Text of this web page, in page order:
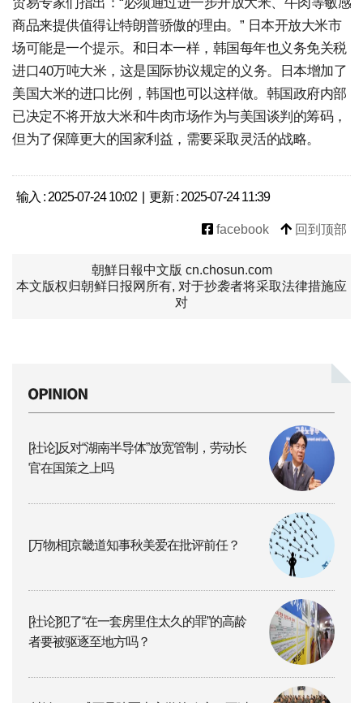
商品来提供值得让特朗普骄傲的理由。” 日本开放大米市
场可能是一个提示。和日本一样，韩国每年也义务免关税
进口40万吨大米，这是国际协议规定的义务。日本增加了
美国大米的进口比例，韩国也可以这样做。韩国政府内部
已决定不将开放大米和牛肉市场作为与美国谈判的筹码，
但为了保障更大的国家利益，需要采取灵活的战略。
输入 : 2025-07-24 10:02 | 更新 : 2025-07-24 11:39
facebook 回到顶部
朝鮮日報中文版 cn.chosun.com
本文版权归朝鲜日报网所有, 对于抄袭者将采取法律措施应
对
[社论]反对“湖南半导体”放宽管制，劳动长
官在国策之上吗
[万物相]京畿道知事秋美爱在批评前任？
[社论]犯了“在一套房里住太久的罪”的高龄
者要被驱逐至地方吗？